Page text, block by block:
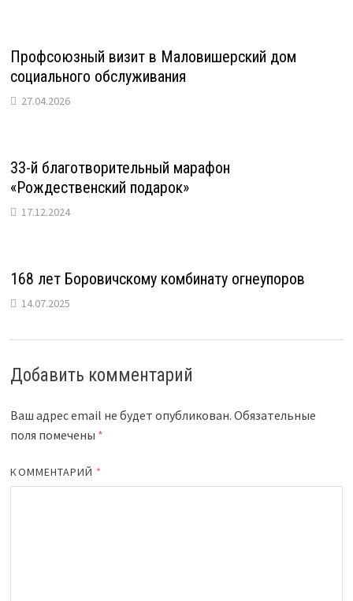
Профсоюзный визит в Маловишерский дом
социального обслуживания
27.04.2026
33-й благотворительный марафон
«Рождественский подарок»
17.12.2024
168 лет Боровичскому комбинату огнеупоров
14.07.2025
Добавить комментарий
Ваш адрес email не будет опубликован. Обязательные
поля помечены *
КОММЕНТАРИЙ *